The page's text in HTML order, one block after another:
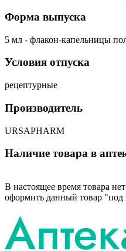
Форма выпуска
5 мл - флакон-капельницы
Условия отпуска
рецептурные
Производитель
URSAPHARM
Наличие товара в
В настоящее время товара
оформить данный товар "под